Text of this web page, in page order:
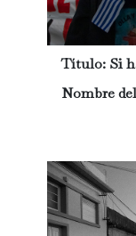
Título: Si
Nombre